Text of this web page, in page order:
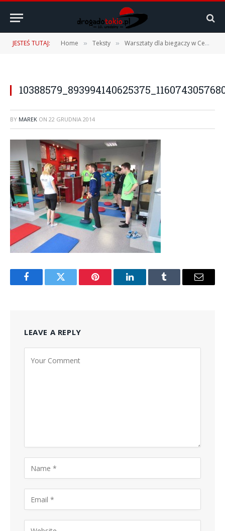
JESTEŚ TUTAJ: Home » Teksty » Warsztaty dla biegaczy w Centrum Rehabilitacyjnym Synergia
BY MAREK ON 22 GRUDNIA 2014
FacebookTwitter Pinterest LinkedInTumblr Email
LEAVE A REPLY